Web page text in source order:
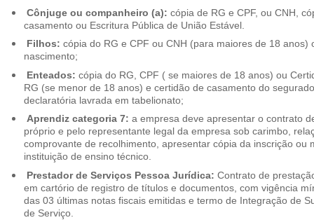
Cônjuge ou companheiro (a): cópia de RG e CPF, ou CNH,
casamento ou Escritura Pública de União Estável.
Filhos: cópia do RG e CPF ou CNH (para maiores de 18 anos)
nascimento;
Enteados: cópia do RG, CPF ( se maiores de 18 anos) ou
RG (se menor de 18 anos) e certidão de casamento do
declaratória lavrada em tabelionato;
Aprendiz categoria 7: a empresa deve apresentar o contrato
próprio e pelo representante legal da empresa sob carimbo,
comprovante de recolhimento, apresentar cópia da inscrição ou
instituição de ensino técnico.
Prestador de Serviços Pessoa Jurídica: Contrato de
em cartório de registro de títulos e documentos, com vigência
das 03 últimas notas fiscais emitidas e termo de Integração de
de Serviço.